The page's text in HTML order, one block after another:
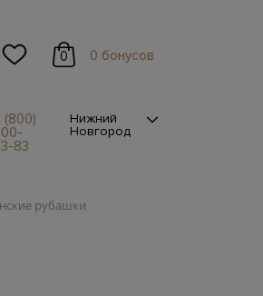
0 0 бонусов
(800)
83
Нижний
Новгород
рубашки